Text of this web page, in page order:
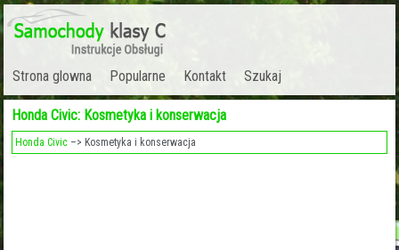
Strona glowna Popularne Kontakt Szukaj
Honda Civic: Kosmetyka i konserwacja
Honda Civic –> Kosmetyka i konserwacja